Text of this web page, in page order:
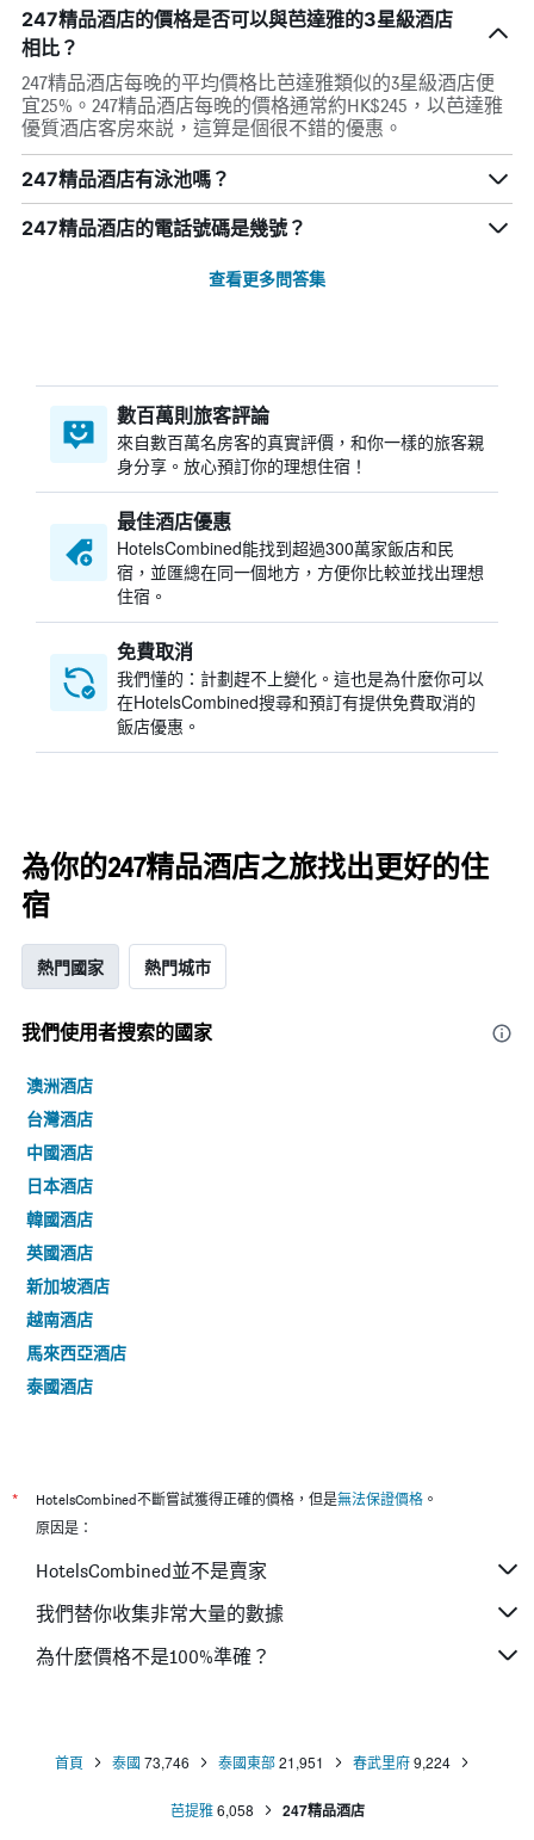
247精品酒店的價格是否可以與芭達雅的3星級酒店
相比？
247精品酒店每晚的平均價格比芭達雅類似的3星級酒店便
宜25%。247精品酒店每晚的價格通常約HK$245，以芭達雅
優質酒店客房來説，這算是個很不錯的優惠。
247精品酒店有泳池嗎？
247精品酒店的電話號碼是幾號？
查看更多問答集
數百萬則旅客評論
來自數百萬名房客的真實評價，和你一樣的旅客親
身分享。放心預訂你的理想住宿！
最佳酒店優惠
HotelsCombined​能找到超過300萬家飯店和民
宿，並匯總在同一個地方，方便你比較並找出理想
住宿。
免費取消
我們懂的：計劃趕不上變化。這也是為什麼你可以
在HotelsCombined搜尋和預訂有提供免費取消的
飯店優惠。
為你的247精品酒店之旅找出更好的住
宿
熱門國家 熱門城市
我們使用者搜索的國家
澳洲酒店
台灣酒店
中國酒店
日本酒店
韓國酒店
英國酒店
新加坡酒店
越南酒店
馬來西亞酒店
泰國酒店
* HotelsCombined不斷嘗試獲得正確的價格，但是無法保證價格 。
原因是：
HotelsCombined並不是賣家
我們替你收集非常大量的數據
為什麼價格不是100%準確？
首頁 泰國 73,746 泰國東部21,951 春武里府9,224
芭提雅 6,058 247精品酒店